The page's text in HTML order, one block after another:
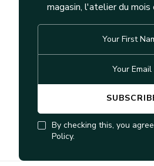
magasin, l'atelier du
By checking this, you
Policy.